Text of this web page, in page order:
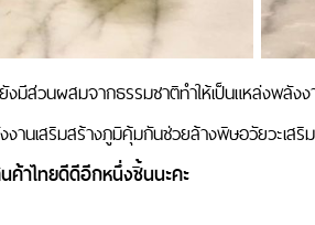
มีส่วนผสมจากธรรมชาติทำให้เป็นแหล่งพ
นเสริมสร้างภูมิคุ้มกันช่วยล้างพิษอวัยวะเสริ
าไทยดีดีอีกหนึ่งชิ้นนะคะ